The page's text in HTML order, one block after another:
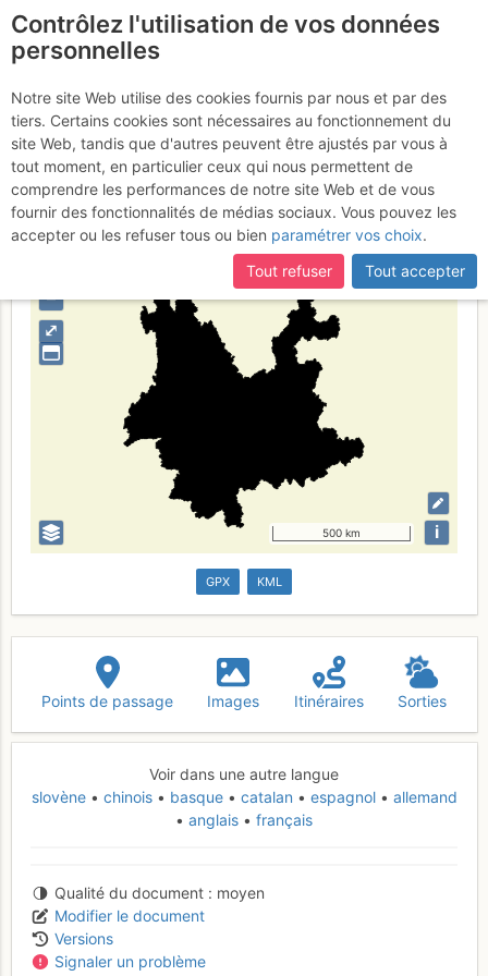
Yunnan
Type de région limite administrative
⤢
–
500 km i
GPX KML
Points de passage Images Itinéraires Sorties
Voir dans une autre langue
slovène
chinois basque catalan espagnol
allemand
anglais
français
Qualité du document
moyen
Modifier le document
Versions
Signaler un problème
Contrôlez l'utilisation de vos données
personnelles
Notre site Web utilise des cookies fournis par nous et par des
tiers. Certains cookies sont nécessaires au fonctionnement du
site Web, tandis que d'autres peuvent être ajustés par vous à
tout moment, en particulier ceux qui nous permettent de
comprendre les performances de notre site Web et de vous
fournir des fonctionnalités de médias sociaux. Vous pouvez les
accepter ou les refuser tous ou bien paramétrer vos choix.
Tout refuser
Tout accepter